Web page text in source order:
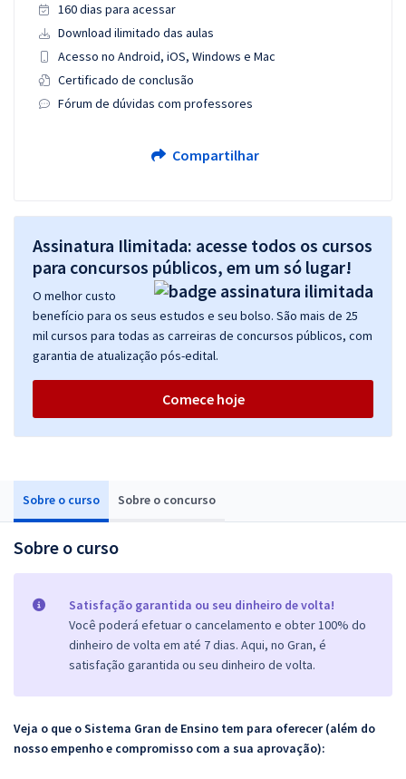
Sobre o curso Sobre o concurso
Sobre o curso
Satisfação garantida ou seu dinheiro de volta!
Você poderá efetuar o cancelamento e obter 100% do
dinheiro de volta em até 7 dias. Aqui, no Gran, é
satisfação garantida ou seu dinheiro de volta.
Veja o que o Sistema Gran de Ensino tem para oferecer (além do
nosso empenho e compromisso com a sua aprovação):
160 dias para acessar
Download ilimitado das aulas
Acesso no Android, iOS, Windows e Mac
Certificado de conclusão
Fórum de dúvidas com professores
Compartilhar
Assinatura Ilimitada: acesse todos os cursos
para concursos públicos, em um só lugar!
O melhor custo
benefício para os seus estudos e seu bolso. São mais de 25
mil cursos para todas as carreiras de concursos públicos, com
garantia de atualização pós-edital.
Comece hoje